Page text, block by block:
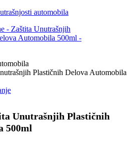
Unutrašnjih Plastičnih
500ml